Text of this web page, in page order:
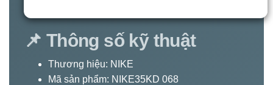
📌 Thông số kỹ thuật
Thương hiệu: NIKE
Mã sản phẩm: NIKE35KD 068